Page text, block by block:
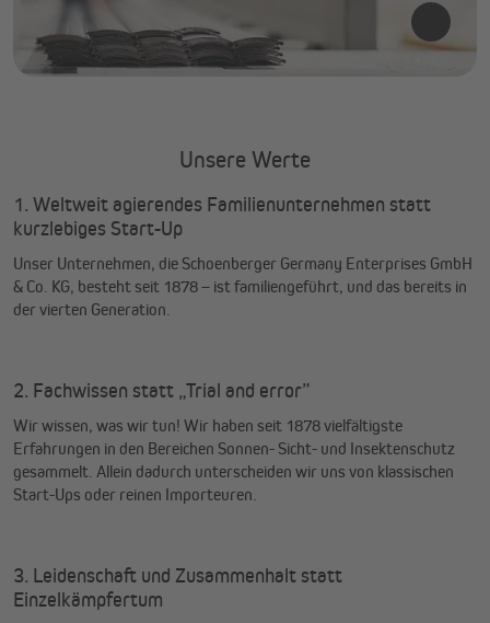
Unsere Werte
1. Weltweit agierendes Familienunternehmen statt
kurzlebiges Start-Up
Unser Unternehmen, die Schoenberger Germany Enterprises GmbH
& Co. KG, besteht seit 1878 – ist familiengeführt, und das bereits in
der vierten Generation.
2. Fachwissen statt „Trial and error”
Wir wissen, was wir tun! Wir haben seit 1878 vielfältigste
Erfahrungen in den Bereichen Sonnen- Sicht- und Insektenschutz
gesammelt. Allein dadurch unterscheiden wir uns von klassischen
Start-Ups oder reinen Importeuren.
3. Leidenschaft und Zusammenhalt statt
Einzelkämpfertum